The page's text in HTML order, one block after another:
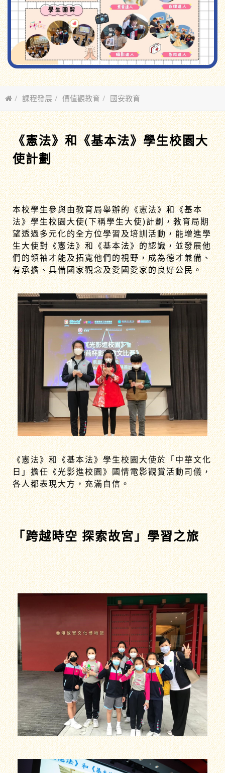
課程發展 價值觀教育 國安教育
《憲法》和《基本法》校園大使計劃
《憲法》和《基本法》學生校園大
使計劃
本校學生參與由教育局舉辦的《憲法》和《基本
法》學生校園大使(下稱學生大使)計劃，教育局期
望透過多元化的全方位學習及培訓活動，能增進學
生大使對《憲法》和《基本法》的認識，並發展他
們的領袖才能及拓寬他們的視野，成為德才兼備、
有承擔、具備國家觀念及愛國愛家的良好公民。
《憲法》和《基本法》學生校園大使於「中華文化
日」擔任《光影進校園》國情電影觀賞活動司儀，
各人都表現大方，充滿自信。
「跨越時空 探索故宮」學習之旅